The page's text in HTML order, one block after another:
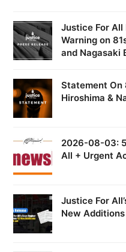
Justice For All
Warning on
and Nagasaki
Statement On
Hiroshima &
2026-08-03:
All + Urgent
Justice For
New